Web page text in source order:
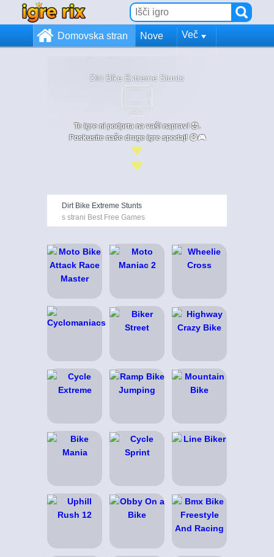
Domovska stran Nove Več
Dirt Bike Extreme Stunts
Te igre ni podprta na vaši napravi 😞.
Poskusite naše druge igre spodaj! 😄🎮
Dirt Bike Extreme Stunts
s strani Best Free Games